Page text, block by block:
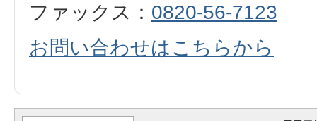
ファックス： 0820-56-7123
お問い合わせはこちらから